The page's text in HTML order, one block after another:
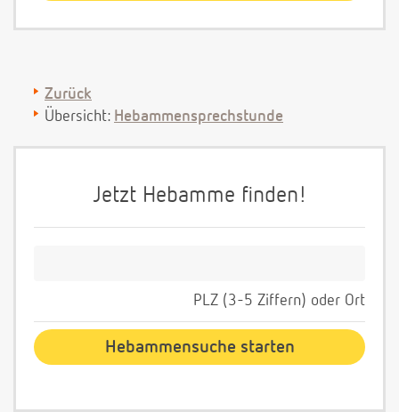
Zurück
Übersicht: Hebammensprechstunde
Jetzt Hebamme finden!
PLZ (3-5 Ziffern) oder Ort